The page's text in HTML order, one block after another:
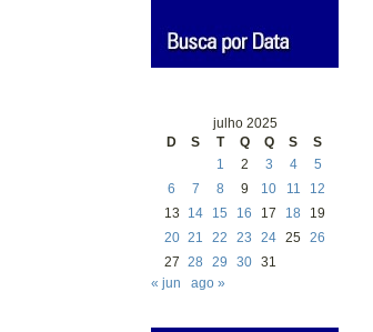
julho 2025
D
S T Q Q S
S
1
2 3 4
5
6
7 8 9 10 11
12
13
14 15 16 17 18
19
20 21 22 23 24 25 26
27 28 29 30 31
« jun
ago »